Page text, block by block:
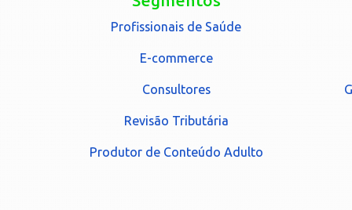
Profissionais de Saúde
E-commerce
Consultores
Revisão Tributária
Produtor de Conteúdo Adulto